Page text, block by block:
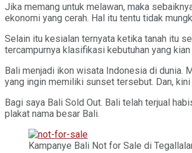
Jika memang untuk melawan, maka
ekonomi yang cerah. Hal itu tentu tidak
Selain itu kesialan ternyata ketika tanah itu
tercampurnya klasifikasi kebutuhan yang
Bali menjadi ikon wisata Indonesia di dunia.
yang ingin memiliki sunset tersebut. Dan,
Bagi saya Bali Sold Out. Bali telah terjual
plakat nama besar Bali.
Kampanye Bali Not for Sale di